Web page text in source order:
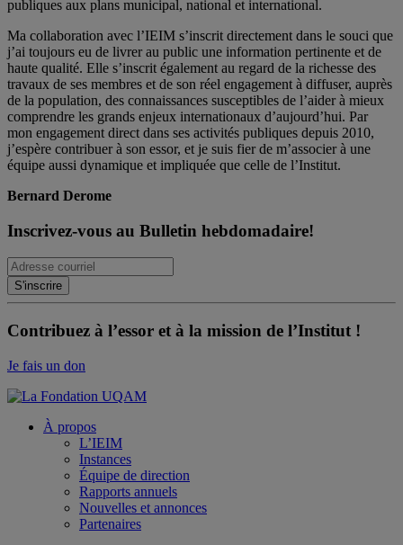
publiques aux plans municipal, national et international.
Ma collaboration avec l’IEIM s’inscrit directement dans le souci que
j’ai toujours eu de livrer au public une information pertinente et de
haute qualité. Elle s’inscrit également au regard de la richesse des
travaux de ses membres et de son réel engagement à diffuser, auprès
de la population, des connaissances susceptibles de l’aider à mieux
comprendre les grands enjeux internationaux d’aujourd’hui. Par
mon engagement direct dans ses activités publiques depuis 2010,
j’espère contribuer à son essor, et je suis fier de m’associer à une
équipe aussi dynamique et impliquée que celle de l’Institut.
Bernard Derome
Inscrivez-vous au Bulletin hebdomadaire!
Contribuez à l’essor et à la mission de l’Institut !
Je fais un don
À propos
L’IEIM
Instances
Équipe de direction
Rapports annuels
Nouvelles et annonces
Partenaires